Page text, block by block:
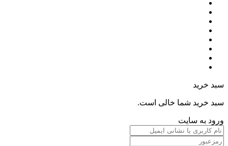
سبد خرید
سبد خرید شما خالی است.
ورود به سایت